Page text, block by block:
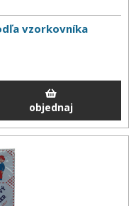
vzorkovníka
objednaj